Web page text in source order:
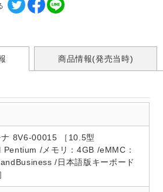
商品情報(発売当時)
8V6-00015 ［10.5型
/メモリ：4GB /eMMC：
/日本語版キーボード